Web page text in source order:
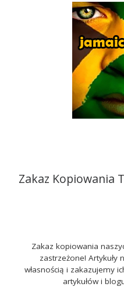
Zakaz Kopiowania
Zakaz kopiowania
zastrzeżone! Artykuły
własnością i zakazujemy
artykułów i